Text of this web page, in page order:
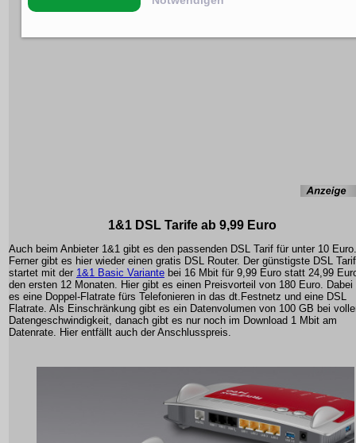
1&1 DSL Tarife ab 9,99 Euro
Auch beim Anbieter 1&1 gibt es den passenden DSL Tarif für unter 10 Euro.
Ferner gibt es hier wieder einen gratis DSL Router. Der günstigste DSL Tarif
startet mit der 1&1 Basic Variante bei 16 Mbit für 9,99 Euro statt 24,99
den ersten 12 Monaten. Hier gibt es einen Preisvorteil von 180 Euro. Dabei
es eine Doppel-Flatrate fürs Telefonieren in das dt.Festnetz und eine DSL
Flatrate. Als Einschränkung gibt es ein Datenvolumen von 100 GB bei
Datengeschwindigkeit, danach gibt es nur noch im Download 1 Mbit am
Datenrate. Hier entfällt auch der Anschlusspreis.